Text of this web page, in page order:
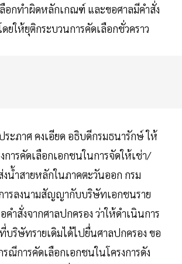
อกทำผิดหลักเกณฑ์ และขอศาลมีคำสั่ง
ดยให้ยุติกระบวนการคัดเลือกชั่วคราว
ะภาศ คงเอียด อธิบดีกรมธนารักษ์ ให้
การคัดเลือกเอกชนในการจัดให้เช่า/
น้ำสายหลักในภาคตะวันออก กรม
ารลงนามสัญญากับบริษัทเอกชนราย
คำสั่งจากศาลปกครอง ว่าให้ดำเนินการ
บริษัทรายเดิมได้ไปยื่นศาลปกครอง ขอ
รณีการคัดเลือกเอกชนในโครงการดัง